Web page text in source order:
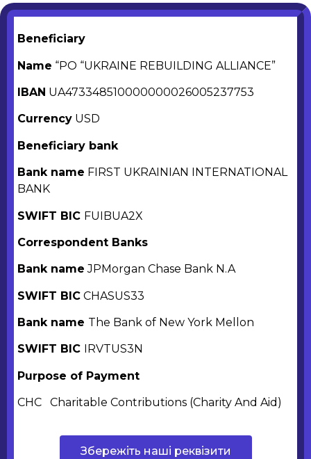
Beneficiary
Name “PO “UKRAINE REBUILDING ALLIANCE”
IBAN UA473348510000000026005237753
Currency USD
Beneficiary bank
Bank name FIRST UKRAINIAN INTERNATIONAL
BANK
SWIFT BIC FUIBUA2X
Correspondent Banks
Bank name JPMorgan Chase Bank N.A
SWIFT BIC CHASUS33
Bank name The Bank of New York Mellon
SWIFT BIC IRVTUS3N
Purpose of Payment
CHC Charitable Contributions (Charity And Aid)
Збережіть наші реквізити